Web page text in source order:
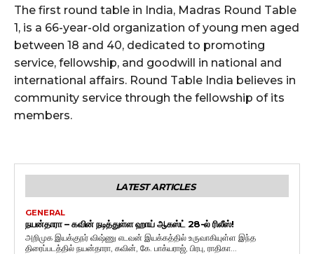
The first round table in India, Madras Round Table
1, is a 66-year-old organization of young men aged
between 18 and 40, dedicated to promoting
service, fellowship, and goodwill in national and
international affairs. Round Table India believes in
community service through the fellowship of its
members.
LATEST ARTICLES
GENERAL
நயன்தாரா – கவின் நடித்துள்ள ஹாய் ஆகஸ்ட் 28-ல் ரிலீஸ்!
அறிமுக இயக்குநர் விஷ்ணு எடவன் இயக்கத்தில் உருவாகியுள்ள இந்த
திரைப்படத்தில் நயன்தாரா, கவின், கே. பாக்யராஜ், பிரபு, ராதிகா...